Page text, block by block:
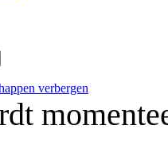
verbergen